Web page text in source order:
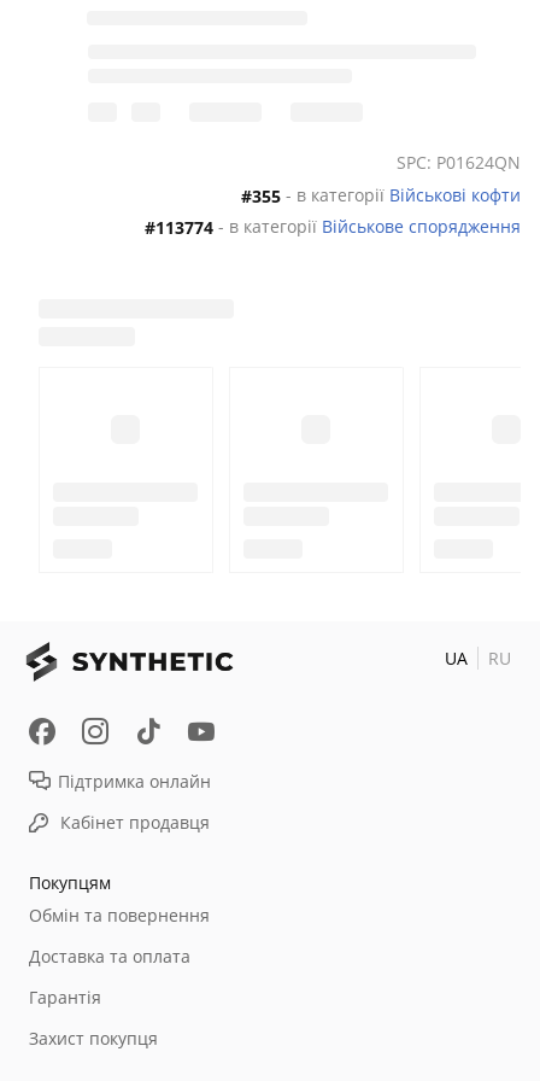
SPC: P01624QN
#355 - в категорії Військові кофти
#113774 - в категорії Військове спорядження
Покупцям
Обмін та повернення
Доставка та оплата
Гарантія
Захист покупця
Підтримка онлайн
Кабінет продавця
UA RU